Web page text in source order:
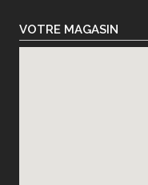
VOTRE MAGASIN